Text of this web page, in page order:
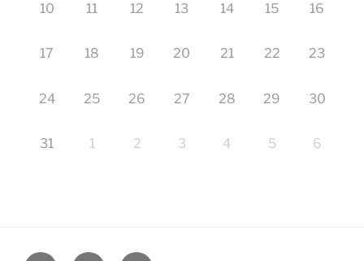
10 11 12 13 14 15 16
17 18 19 20 21 22 23
24 25 26 27 28 29 30
31 1 2 3 4 5 6